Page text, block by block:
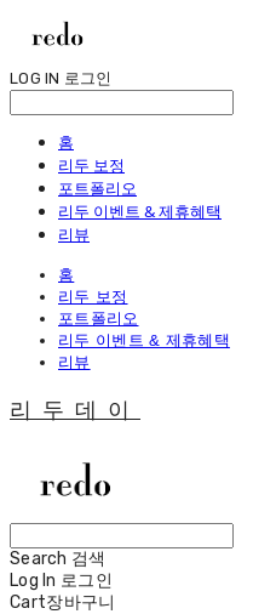
LOG IN 로그인
홈
리두 보정
포트폴리오
리두 이벤트 & 제휴혜택
리뷰
홈
리두 보정
포트폴리오
리두 이벤트 & 제휴혜택
리뷰
리두데이
Search 검색
Log In 로그인
Cart장바구니